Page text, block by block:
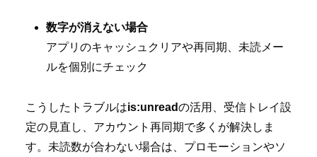
数字が消えない場合
アプリのキャッシュクリアや再同期、未読メー
ルを個別にチェック
こうしたトラブルはis:unreadの活用、受信トレイ設
定の見直し、アカウント再同期で多くが解決しま
す。未読数が合わない場合は、プロモーションやソ